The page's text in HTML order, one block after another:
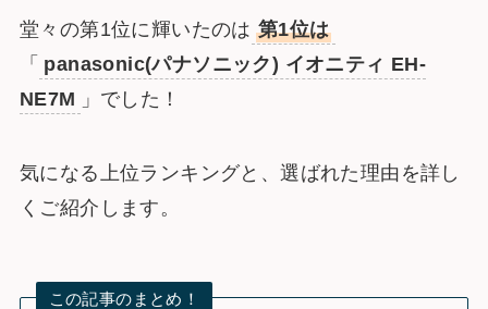
堂々の第1位に輝いたのは 第1位は
「 panasonic(パナソニック) イオニティ EH-
NE7M 」でした！
気になる上位ランキングと、選ばれた理由を詳し
くご紹介します。
この記事のまとめ！